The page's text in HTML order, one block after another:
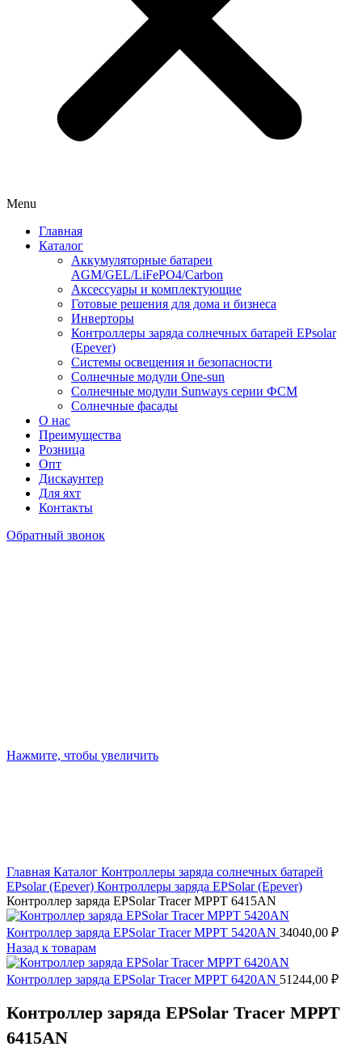
Menu
Главная
Каталог
Аккумуляторные батареи
AGM/GEL/LiFePO4/Carbon
Аксессуары и комплектующие
Готовые решения для дома и бизнеса
Инверторы
Контроллеры заряда солнечных батарей EPsolar
(Epever)
Системы освещения и безопасности
Солнечные модули One-sun
Солнечные модули Sunways серии ФСМ
Солнечные фасады
О нас
Преимущества
Розница
Опт
Дискаунтер
Для яхт
Контакты
Обратный звонок
Нажмите, чтобы увеличить
Главная Каталог Контроллеры заряда солнечных батарей
EPsolar (Epever) Контроллеры заряда EPSolar (Epever)
Контроллер заряда EPSolar Tracer MPPT 6415АN
Контроллер заряда EPSolar Tracer MPPT 5420АN 34040,00 ₽
Назад к товарам
Контроллер заряда EPSolar Tracer MPPT 6420АN 51244,00 ₽
Контроллер заряда EPSolar Tracer MPPT
6415АN